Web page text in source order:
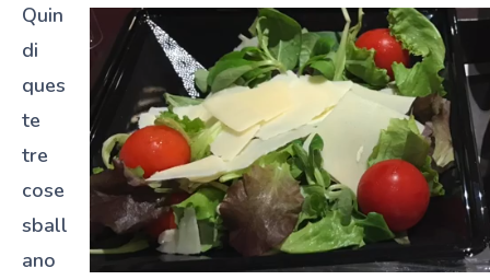
Quin
di
ques
te
tre
cose
sball
ano